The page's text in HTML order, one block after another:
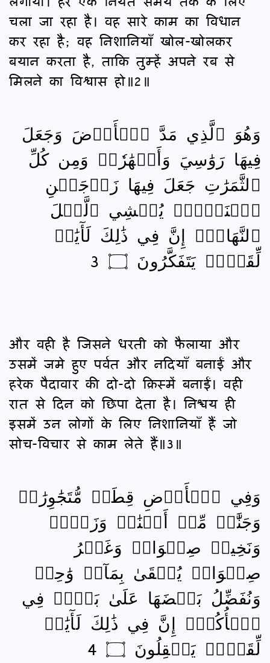
चला जा रहा है। वह सारे काम का विधान
कर रहा है; वह निशानियाँ खोल-खोलकर
बयान करता है, ताकि तुम्हें अपने रब से
मिलने का विश्वास हो॥2॥
وَهُوَ ٱلَّذِي مَدَّ ٱلۡأَرۡضَ وَجَعَلَ
فِيهَا رَوَٰسِيَ وَأَنۡهَٰرٗاۖ وَمِن كُلِّ
ٱلثَّمَرَٰتِ جَعَلَ فِيهَا زَوۡجَيۡنِ
ٱثۡنَيۡنِۖ يُغۡشِي ٱلَّيۡلَ
ٱلنَّهَارَۚ إِنَّ فِي ذَٰلِكَ لَأٓيَٰتٖ
لِّقَوۡمٖ يَتَفَكَّرُونَ ۝ 3
और वही है जिसने धरती को फैलाया और
उसमें जमे हुए पर्वत और नदियाँ बनाईं और
हरेक पैदावार की दो-दो क़िस्में बनाईं। वही
रात से दिन को छिपा देता है। निश्चय ही
इसमें उन लोगों के लिए निशानियाँ हैं जो
सोच-विचार से काम लेते हैं॥3॥
وَفِي ٱلۡأَرۡضِ قِطَعٞ مُّتَجَٰوِرَٰتٞ
وَجَنَّٰتٞ مِّنۡ أَعۡنَٰبٖ وَزَرۡعٞ
وَنَخِيلٞ صِنۡوَانٞ وَغَيۡرُ
صِنۡوَانٖ يُسۡقَىٰ بِمَآءٖ وَٰحِدٖ
وَنُفَضِّلُ بَعۡضَهَا عَلَىٰ بَعۡضٖ فِي
ٱلۡأُكُلِۚ إِنَّ فِي ذَٰلِكَ لَأٓيَٰتٖ
لِّقَوۡمٖ يَعۡقِلُونَ ۝ 4